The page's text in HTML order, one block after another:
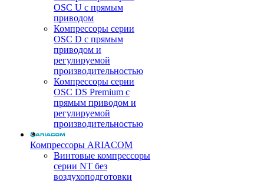
OSC U с прямым
приводом
Компрессоры серии
OSC D с прямым
приводом и
регулируемой
производительностью
Компрессоры серии
OSC DS Premium с
прямым приводом и
регулируемой
производительностью
Компрессоры ARIACOM
Винтовые компрессоры
серии NT без
воздухоподготовки